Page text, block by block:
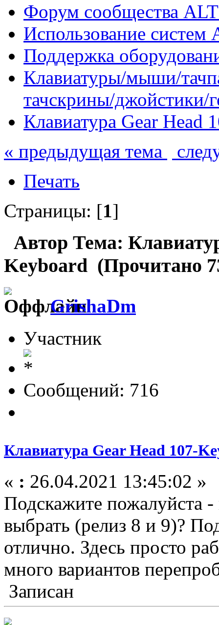
Форум сообщества
Использование систем
Поддержка
Клавиатуры/мыши/
тачскрины/джойстики/
Клавиатура Gear Head
« предыдущая тема
Печать
Страницы: [1]
Автор Тема:
Keyboard (Прочитано
GrishaDm
Участник
Сообщений: 716
Клавиатура Gear Head 107-
« : 26.04.2021 13:45:02 »
Подскажите пожалуйста
выбрать (релиз 8 и 9)?
отлично. Здесь просто
много вариантов
Записан